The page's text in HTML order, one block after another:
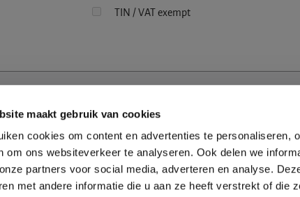
maakt gebruik van cookies
cookies om content en advertenties te personaliseren,
om ons websiteverkeer te analyseren. Ook delen we
partners voor social media, adverteren en analyse.
met andere informatie die u aan ze heeft verstrekt of die
TIN / VAT exempt